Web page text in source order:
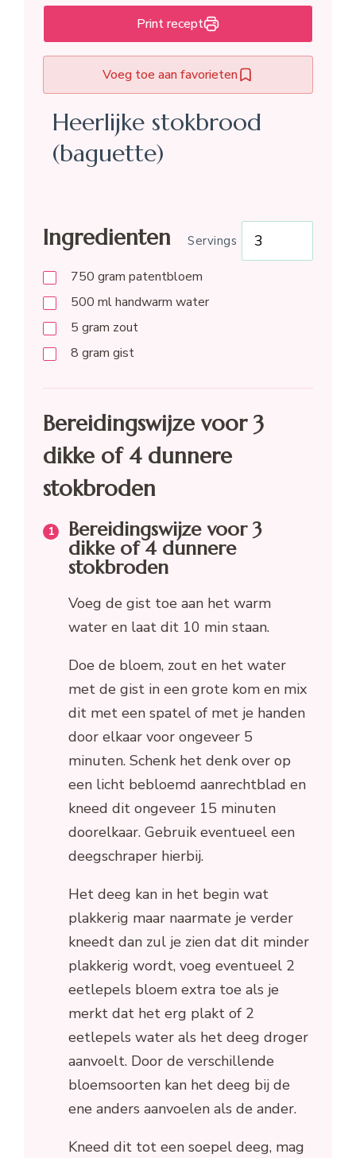
Print recept
Voeg toe aan favorieten
Heerlijke stokbrood
(baguette)
Ingredienten Servings
750 gram patentbloem
500 mlhandwarm water
5 gram zout
8 gram gist
Bereidingswijze voor 3
dikke of 4 dunnere
stokbroden
Bereidingswijze voor 3
dikke of 4 dunnere
stokbroden
Voeg de gist toe aan het warm
water en laat dit 10 min staan.
Doe de bloem, zout en het water
met de gist in een grote kom en mix
dit met een spatel of met je handen
door elkaar voor ongeveer 5
minuten. Schenk het denk over op
een licht bebloemd aanrechtblad en
kneed dit ongeveer 15 minuten
doorelkaar. Gebruik eventueel een
deegschraper hierbij.
Het deeg kan in het begin wat
plakkerig maar naarmate je verder
kneedt dan zul je zien dat dit minder
plakkerig wordt, voeg eventueel 2
eetlepels bloem extra toe als je
merkt dat het erg plakt of 2
eetlepels water als het deeg droger
aanvoelt. Door de verschillende
bloemsoorten kan het deeg bij de
ene anders aanvoelen als de ander.
Kneed dit tot een soepel deeg, mag